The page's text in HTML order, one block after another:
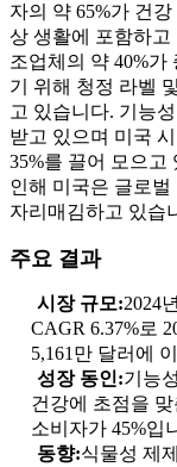
자의 약 65%가 건
상 생활에 포함하고
조업체의 약 40%
기 위해 청정 라벨
고 있습니다. 기능
받고 있으며 미국
35%를 끌어 모으고
인해 미국은 글로
자리매김하고 있습
주요 결과
시장 규모:2024
CAGR 6.37%로
5,161만 달러에
성장 동인:기능
건강에 초점을
소비자가 45%입
동향:식물성 제